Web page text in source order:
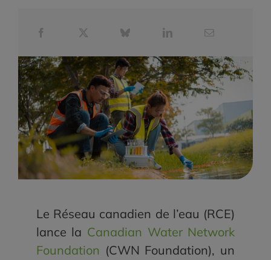
Le Réseau canadien de l’eau (RCE)
lance la Canadian Water Network
Foundation (CWN Foundation), un